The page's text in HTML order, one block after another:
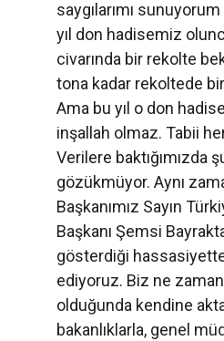
saygılarımı
yıl don hadisemiz
civarında bir rekolte
tona kadar rekoltede
Ama bu yıl o don
inşallah olmaz. Tabii
Verilere baktığımızda
gözükmüyor. Aynı
Başkanımız Sayın
Başkanı Şemsi
gösterdiği
ediyoruz. Biz ne
olduğunda kendine
bakanlıklarla, genel